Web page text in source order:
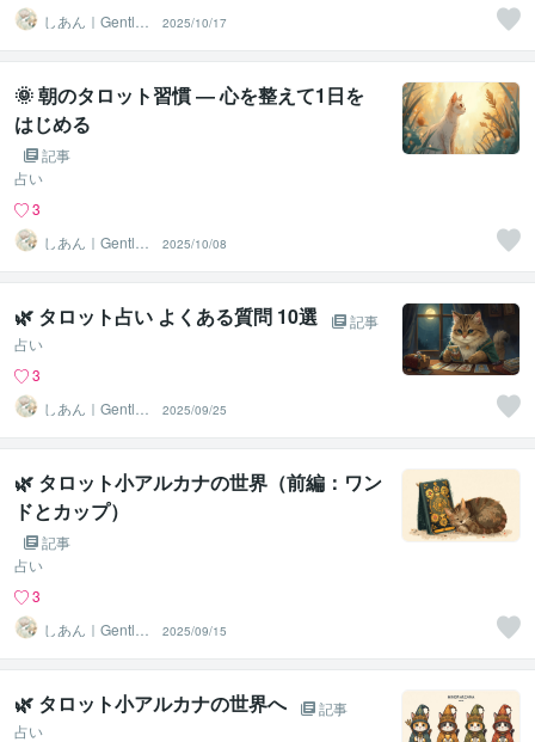
しあん｜Gentle
Tarot
2025/10/17
🌞 朝のタロット習慣 ― 心を整えて1日を
はじめる
記事
占い
3
しあん｜Gentle
Tarot
2025/10/08
🌿 タロット占い よくある質問 10選
記事
占い
3
しあん｜Gentle
Tarot
2025/09/25
🌿 タロット小アルカナの世界（前編：ワン
ドとカップ）
記事
占い
3
しあん｜Gentle
Tarot
2025/09/15
🌿 タロット小アルカナの世界へ
記事
占い